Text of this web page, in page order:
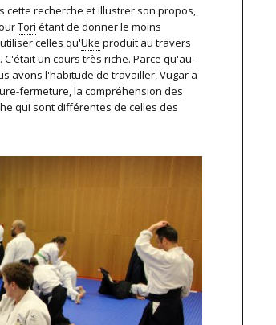
cette recherche et illustrer son propos,
Tori étant de donner le moins
celles qu'Uke produit au travers
un cours très riche. Parce qu'au-
avons l'habitude de travailler, Vugar a
fermeture, la compréhension des
qui sont différentes de celles des